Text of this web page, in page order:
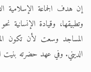
إن هدف الجماعة الإسلامية
وتطبيقها، وقيادة الإنسانية
المساجد وسعت لأن تكون
الديني. وفي عهد حضرته بنيت